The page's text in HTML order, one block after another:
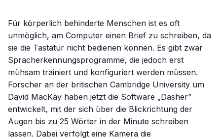
Für körperlich behinderte Menschen ist es oft
unmöglich, am Computer einen Brief zu schreiben, da
sie die Tastatur nicht bedienen können. Es gibt zwar
Spracherkennungsprogramme, die jedoch erst
mühsam trainiert und konfiguriert werden müssen.
Forscher an der britischen Cambridge University um
David MacKay haben jetzt die Software „Dasher”
entwickelt, mit der sich über die Blickrichtung der
Augen bis zu 25 Wörter in der Minute schreiben
lassen. Dabei verfolgt eine Kamera die